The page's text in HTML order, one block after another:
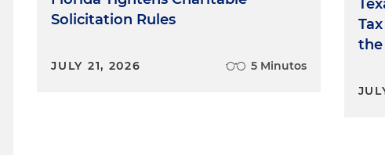
Solicitation Rules
JULY 21, 2026 5 Minutos
the